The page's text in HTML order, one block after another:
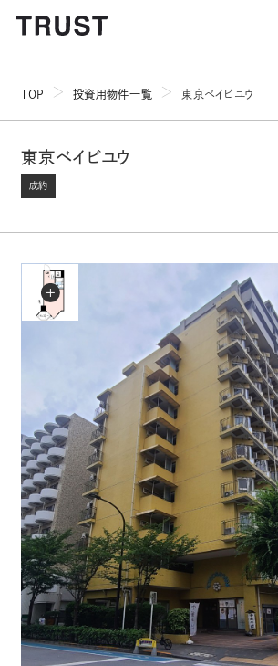
TOP 投資用物件一覧 東京ベイビユウ
東京ベイビユウ
成約